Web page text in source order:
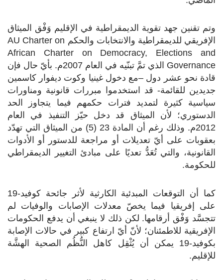
وتم تقنين جهد تقوية الديمقراطية في الإقليم وَفْق الميثاق
الإفريقي للديمقراطية والانتخابات والحكم AU Charter on
African Charter on Democracy, Elections and
Governance
الذي تمَّ تبنّيه في العام 2007م. بأيّ حال فإن
قادة نحو عشر دول –مع دخول غينيا وكوت ديفوار كاسمين
جديدين للقائمة- قد استخدموا مبررات قانونية ومناورات
سياسية كثيرة لتمديد فترات حكمهم فيما يتجاوز الحد
الدستوري؛ لأن الميثاق قد دخل حيّز التنفيذ في العام
2012م. وذلك رغم أن المادة 23 (5) من الميثاق التي تهدّد
بعقوبات على أيّ تعديلات أو مراجعة للدستور أو الأدوات
القانونية، والتي تُعَدُّ تعديًا على مبادئ التغيير الديمقراطي
للحكومة.
كما أن التوقعات المبدئية الكارثية لأثر جائحة كوفيد-19
على إفريقيا فيما يخصّ معدلات الإصابات والوفيات لم
تتجسَّد وَفْق أرقامها. لكن ذلك لا ينبغي أن يدفع الحكومات
الإفريقية للاطمئنان؛ لأنّ أيّ ارتفاع كبير في حالات الإصابة
بكوفيد-19 يمكن أن يُثْقِل كاهل النُّظُم الصحية الهشَّة
للإقليم.